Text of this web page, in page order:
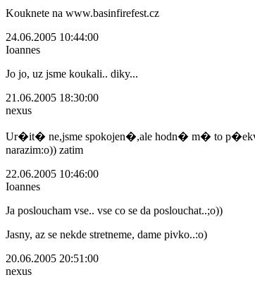
Kouknete na www.basinfirefest.cz
24.06.2005 10:44:00
Ioannes
Jo jo, uz jsme koukali.. diky...
21.06.2005 18:30:00
nexus
Ur�it� ne,jsme spokojen�,ale hodn� m� to
narazim:o)) zatim
22.06.2005 10:46:00
Ioannes
Ja posloucham vse.. vse co se da poslouchat..;o))
Jasny, az se nekde stretneme, dame pivko..:o)
20.06.2005 20:51:00
nexus